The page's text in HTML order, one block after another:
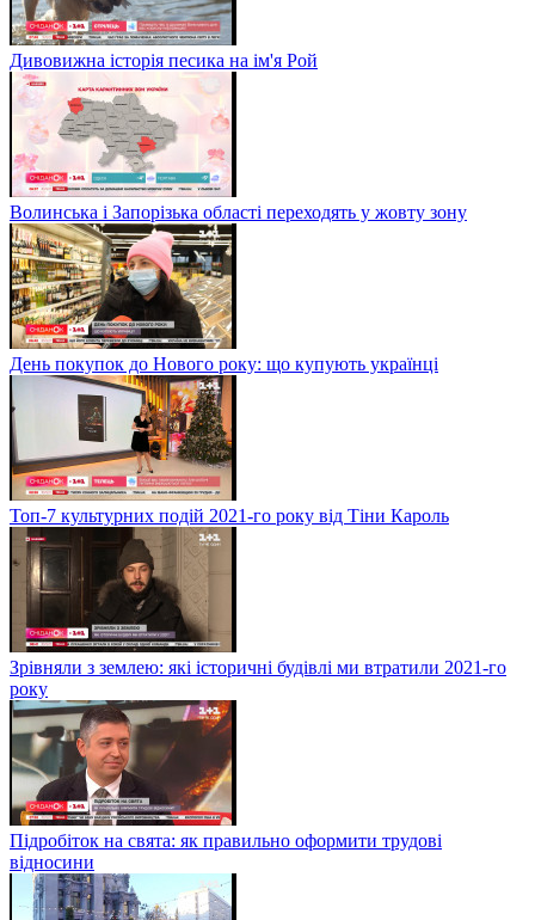
Дивовижна історія песика на ім'я Рой
Волинська і Запорізька області переходять у жовту зону
День покупок до Нового року: що купують українці
Топ-7 культурних подій 2021-го року від Тіни Кароль
Зрівняли з землею: які історичні будівлі ми втратили 2021-го
року
Підробіток на свята: як правильно оформити трудові
відносини